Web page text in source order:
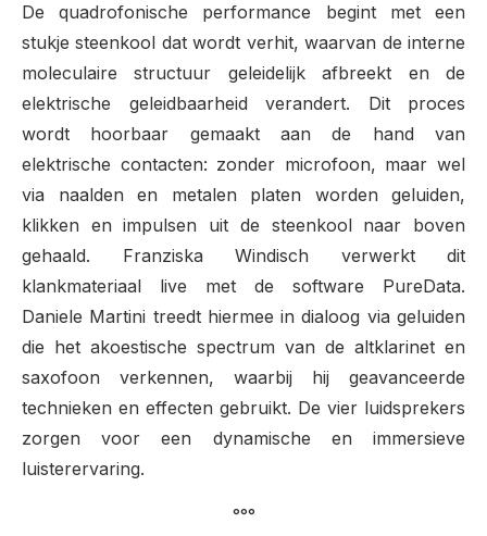
Dequadrofonische performance begint met een
stukje steenkool dat wordt verhit, waarvan de interne
moleculaire structuur geleidelijk afbreekt en de
elektrische geleidbaarheid verandert. Dit proces
wordt hoorbaar gemaakt aan de hand van
elektrische contacten: zonder microfoon, maar wel
via naalden en metalen platen worden geluiden,
klikken en impulsen uit de steenkool naar boven
gehaald. Franziska Windisch verwerkt dit
klankmateriaal live met de software PureData.
Daniele Martini treedt hiermee in dialoog via geluiden
die het akoestische spectrum van de altklarinet en
saxofoon verkennen, waarbij hij geavanceerde
technieken en effecten gebruikt. De vier luidsprekers
zorgen voor een dynamische en immersieve
luisterervaring.
°°°